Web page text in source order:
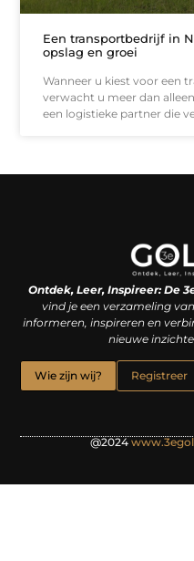
Een transportbedrijf in
opslag en groei
Wanneer u kiest voor een
verwacht u meer dan
een logistieke partner die
Ontdek, Leer, Inspireer: De
vind je een verzameling
informeren, inspireren en
nieuwe
Wie zijn wij? Registreer
@2024